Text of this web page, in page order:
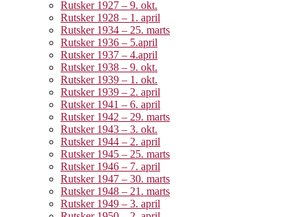
Rutsker 1927 – 9. okt.
Rutsker 1928 – 1. april
Rutsker 1934 – 25. marts
Rutsker 1936 – 5.april
Rutsker 1937 – 4.april
Rutsker 1938 – 9. okt.
Rutsker 1939 – 1. okt.
Rutsker 1939 – 2. april
Rutsker 1941 – 6. april
Rutsker 1942 – 29. marts
Rutsker 1943 – 3. okt.
Rutsker 1944 – 2. april
Rutsker 1945 – 25. marts
Rutsker 1946 – 7. april
Rutsker 1947 – 30. marts
Rutsker 1948 – 21. marts
Rutsker 1949 – 3. april